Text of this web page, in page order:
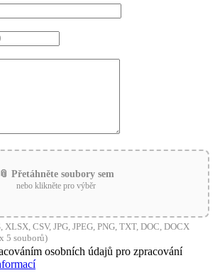
📎 Přetáhněte soubory sem
nebo klikněte pro výběr
CSV, JPG, JPEG, PNG, TXT, DOC, DOCX
5 souborů)
osobních údajů pro zpracování